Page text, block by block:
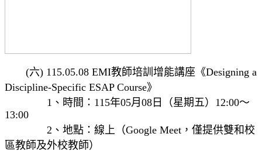
(六) 115.05.08 EMI教師培訓增能講座《Designing a
Discipline-Specific ESAP Course》
1、時間：115年05月08日（星期五）12:00～
13:00
2、地點：線上（Google Meet，僅提供雙和校
區教師及外校教師）